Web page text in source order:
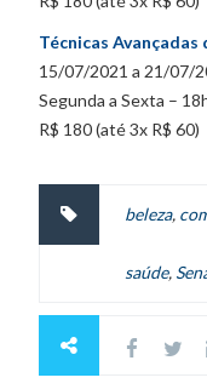
Técnicas
15/07/2021 a 21/07/
Segunda a Sexta –
R$ 180 (até 3x R$ 60)
beleza,
saúde,